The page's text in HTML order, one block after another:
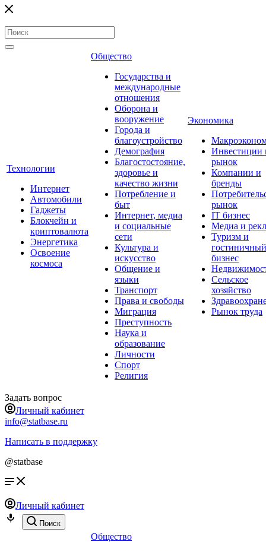
Технологии
Интернет
Автомобили
Гаджеты
Блокчейн и
криптовалюта
Энергетика
Освоение
космоса
Общество
Государства и
международные
отношения
Оборона и
вооружение
Города и
благоустройство
Демография
Благостостояние,
здоровье и
качество жизни
Потребление и
быт
Интернет, медиа
и социальные
сети
Культура и
искусство
Общение и
языки
Транспорт
Права и свободы
Миграция
Преступность
Наука и
образование
Личности
Спорт
Религия
Экономика
Инвестиции
рынок
Компании и
бренды
рынок
IT бизнес
Медиа и
Туризм и
гостиничный
бизнес
Сельское
хозяйство
Рынок труда
Задать вопрос
Личный кабинет
info@statbase.ru
Написать в поддержку
@statbase
Личный кабинет
Поиск
Общество